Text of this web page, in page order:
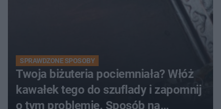
SPRAWDZONE SPOSOBY
Twoja biżuteria pociemniała? Włóż
kawałek tego do szuflady i zapomnij
o tym problemie. Sposób na